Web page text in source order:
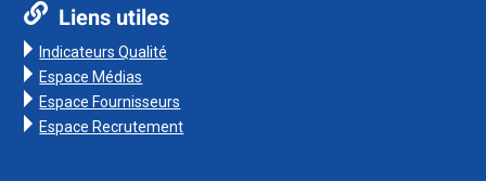
Liens utiles
Indicateurs Qualité
Espace Médias
Espace Fournisseurs
Espace Recrutement